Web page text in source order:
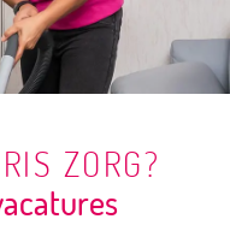
ZORG?